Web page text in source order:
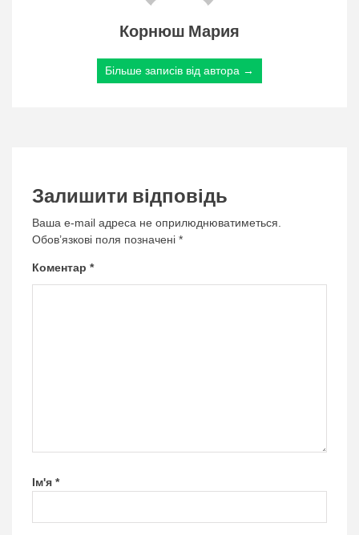
Корнюш Мария
Більше записів від автора →
Залишити відповідь
Ваша e-mail адреса не оприлюднюватиметься.
Обов’язкові поля позначені *
Коментар *
Ім'я *